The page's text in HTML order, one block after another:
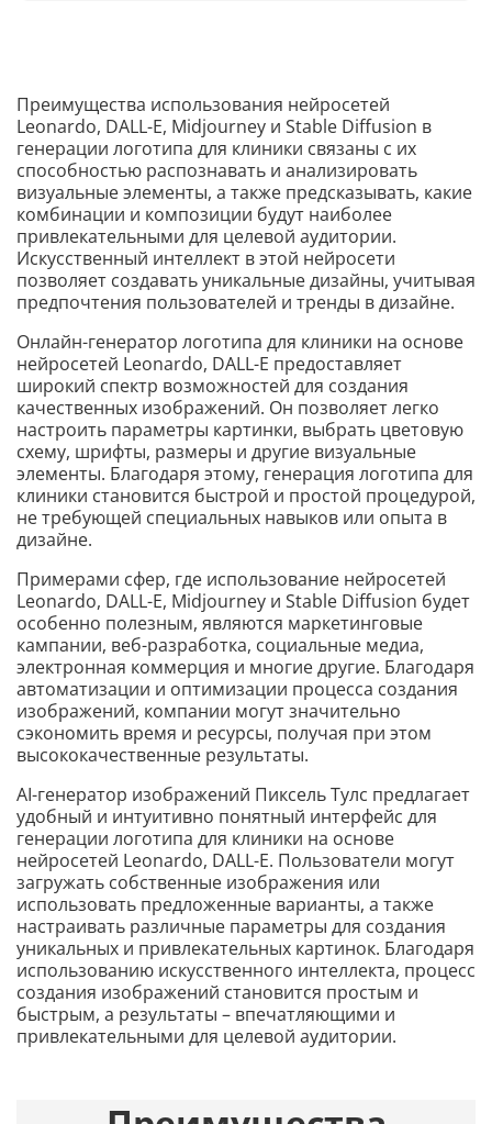
Преимущества использования нейросетей
Leonardo, DALL-E, Midjourney и Stable Diffusion в
генерации логотипа для клиники связаны с их
способностью распознавать и анализировать
визуальные элементы, а также предсказывать, какие
комбинации и композиции будут наиболее
привлекательными для целевой аудитории.
Искусственный интеллект в этой нейросети
позволяет создавать уникальные дизайны, учитывая
предпочтения пользователей и тренды в дизайне.
Онлайн-генератор логотипа для клиники на основе
нейросетей Leonardo, DALL-E предоставляет
широкий спектр возможностей для создания
качественных изображений. Он позволяет легко
настроить параметры картинки, выбрать цветовую
схему, шрифты, размеры и другие визуальные
элементы. Благодаря этому, генерация логотипа для
клиники становится быстрой и простой процедурой,
не требующей специальных навыков или опыта в
дизайне.
Примерами сфер, где использование нейросетей
Leonardo, DALL-E, Midjourney и Stable Diffusion будет
особенно полезным, являются маркетинговые
кампании, веб-разработка, социальные медиа,
электронная коммерция и многие другие. Благодаря
автоматизации и оптимизации процесса создания
изображений, компании могут значительно
сэкономить время и ресурсы, получая при этом
высококачественные результаты.
AI-генератор изображений Пиксель Тулс предлагает
удобный и интуитивно понятный интерфейс для
генерации логотипа для клиники на основе
нейросетей Leonardo, DALL-E. Пользователи могут
загружать собственные изображения или
использовать предложенные варианты, а также
настраивать различные параметры для создания
уникальных и привлекательных картинок. Благодаря
использованию искусственного интеллекта, процесс
создания изображений становится простым и
быстрым, а результаты – впечатляющими и
привлекательными для целевой аудитории.